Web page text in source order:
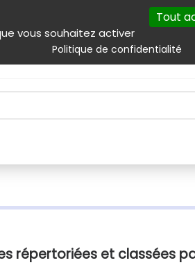
vous souhaitez activer
Tout
Politique de confidentialité
Autres
& services Emploi Droit
répertoriées et classées